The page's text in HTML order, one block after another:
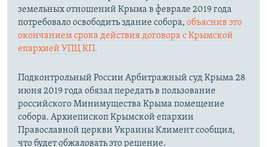
земельных отношений Крыма в феврале 2019 года
потребовало освободить здание собора, объяснив это
окончанием срока действия договора с Крымской
епархией УПЦ КП.
Подконтрольный России Арбитражный суд Крыма 28
июня 2019 года обязал передать в пользование
российского Минимущества Крыма помещение
собора. Архиепископ Крымской епархии
Православной церкви Украины Климент сообщил,
что будет обжаловать это решение.